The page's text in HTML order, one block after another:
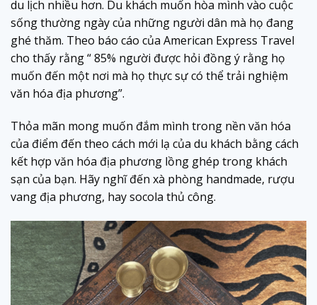
du lịch nhiều hơn. Du khách muốn hòa mình vào cuộc
sống thường ngày của những người dân mà họ đang
ghé thăm. Theo báo cáo của American Express Travel
cho thấy rằng “ 85% người được hỏi đồng ý rằng họ
muốn đến một nơi mà họ thực sự có thể trải nghiệm
văn hóa địa phương”.
Thỏa mãn mong muốn đắm mình trong nền văn hóa
của điểm đến theo cách mới lạ của du khách bằng cách
kết hợp văn hóa địa phương lồng ghép trong khách
sạn của bạn. Hãy nghĩ đến xà phòng handmade, rượu
vang địa phương, hay socola thủ công.